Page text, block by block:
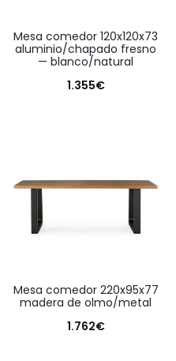
mesa comedor 120x120x73
aluminio/chapado fresno
— blanco/natural
1.355€
mesa comedor 220x95x77
madera de olmo/metal
1.762€